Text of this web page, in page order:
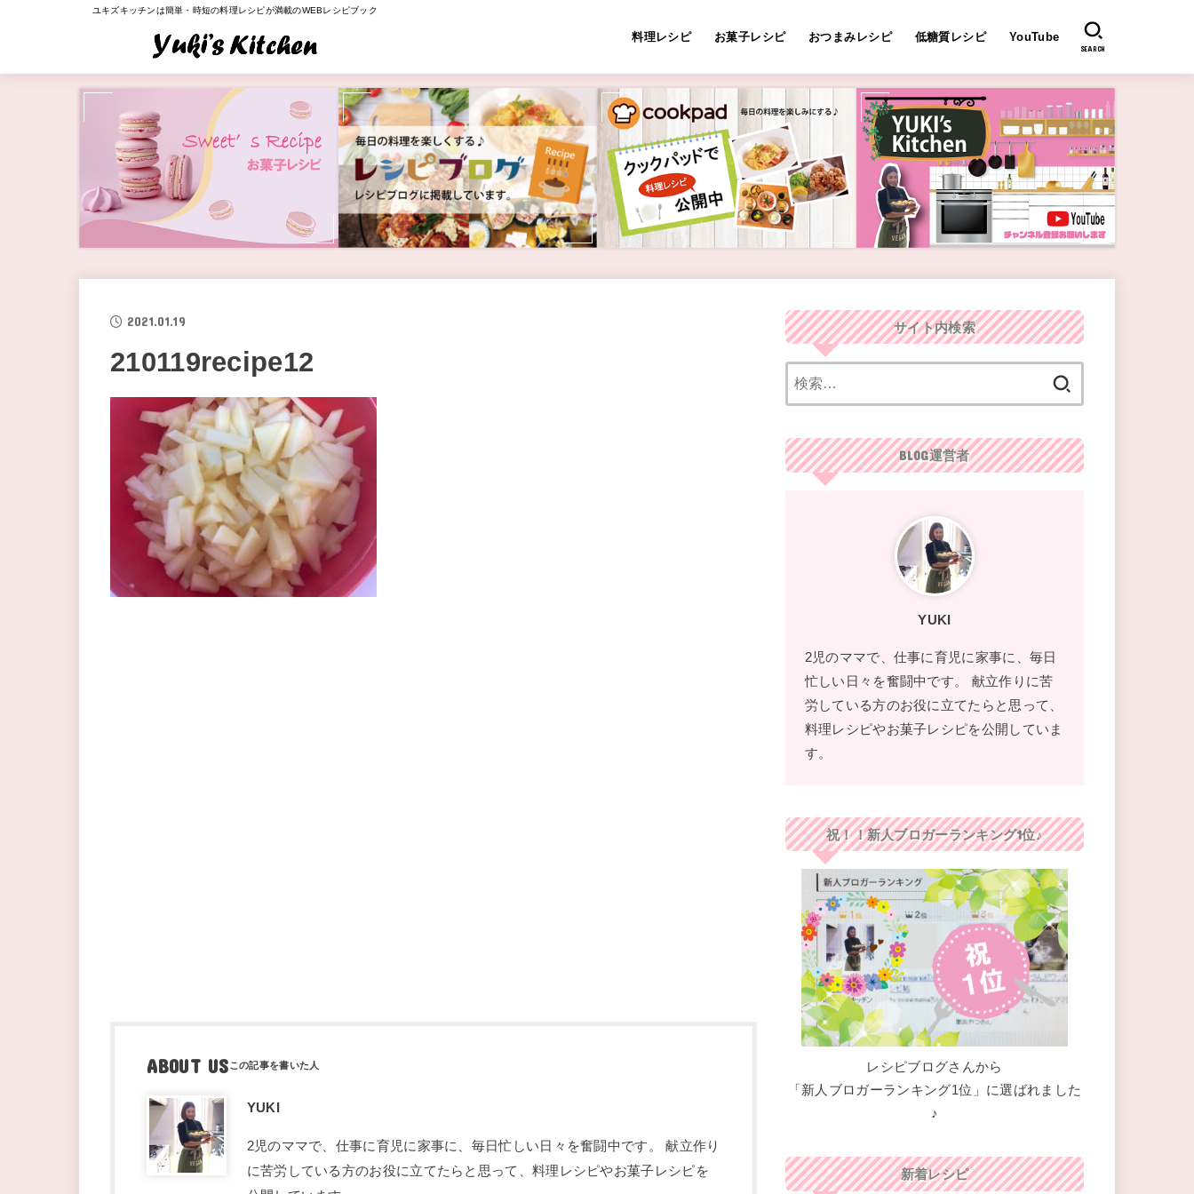
ユキズキッチンは簡単・時短の料理レシピが満載のWEBレシピブック
料理レシピ お菓子レシピ おつまみレシピ 低糖質レシピ YouTube
SEARCH
2021.01.19
210119recipe12
ABOUT US
YUKI
2児のママで、仕事に育児に家事に、毎日忙しい日々を奮闘中です。 献立作り
に苦労している方のお役に立てたらと思って、料理レシピやお菓子レシピを
サイト内検索
BLOG運営者
YUKI
2児のママで、仕事に育児に家事に、毎日
忙しい日々を奮闘中です。 献立作りに苦
労している方のお役に立てたらと思って、
料理レシピやお菓子レシピを公開していま
す。
祝！！新人ブロガーランキング1位♪
レシピブログさんから
「新人ブロガーランキング1位」に選ばれました
♪
新着レシピ